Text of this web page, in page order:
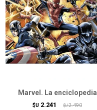
Marvel. La enciclopedia
$U 2.241 $U 2.490